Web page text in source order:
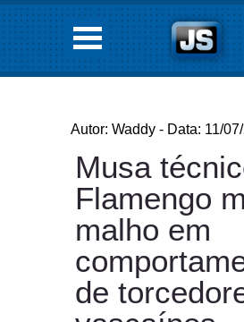
Autor: Waddy - Data: 11/
Musa
Flamengo
malho em
de